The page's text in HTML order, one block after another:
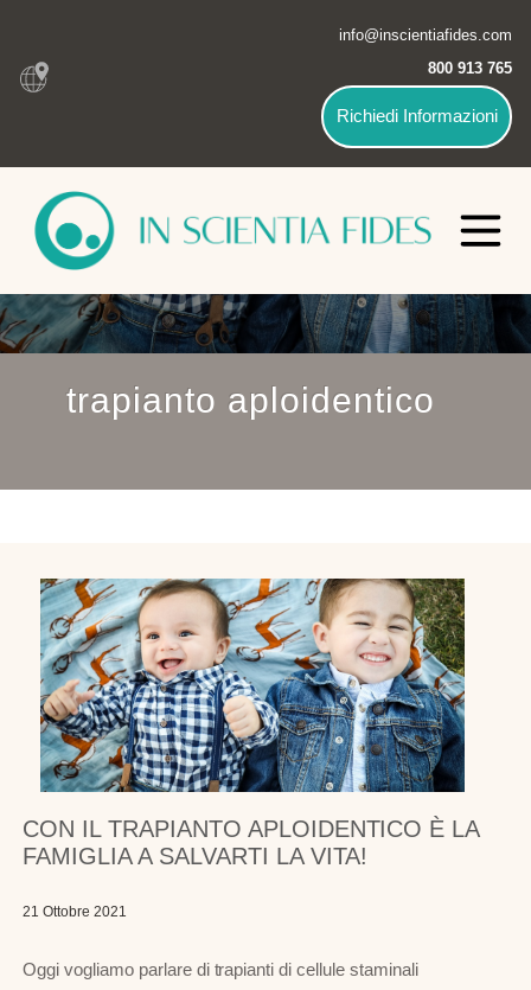
info@inscientiafides.com
800 913 765
Richiedi Informazioni
trapianto aploidentico
CON IL TRAPIANTO APLOIDENTICO È LA
FAMIGLIA A SALVARTI LA VITA!
21 Ottobre 2021
Oggi vogliamo parlare di trapianti di cellule staminali